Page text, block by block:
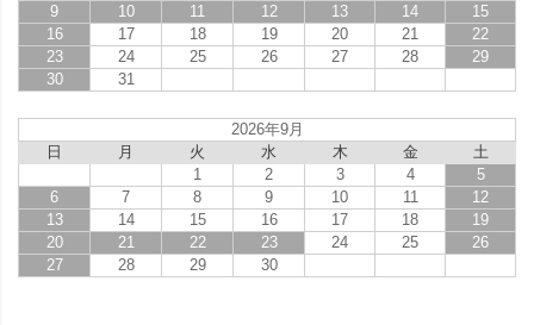
9
10 11 12 13 14
15
16
17 18 19 20 21
22
23
24 25 26 27 28
29
30
31
2026年9月
日
月 火 水 木 金
土
1
2 3 4
5
6
7 8 9 10 11
12
13
14 15 16 17 18
19
20
21 22 23 24 25
26
27
28 29 30